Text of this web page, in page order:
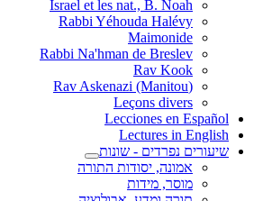
Israel et les nat., B. Noah
Rabbi Yéhouda Halévy
Maimonide
Rabbi Na'hman de Breslev
Rav Kook
(Rav Askenazi (Manitou
Leçons divers
Lecciones en Español
Lectures in English
שיעורים נפרדים - שונות
אמונה, יסודות התורה
מוסר, מידות